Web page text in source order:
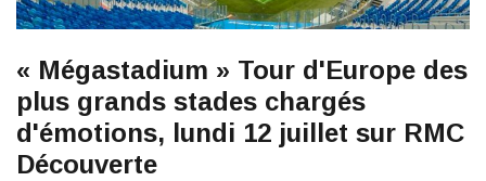
« Mégastadium » Tour d'Europe des
plus grands stades chargés
d'émotions, lundi 12 juillet sur RMC
Découverte